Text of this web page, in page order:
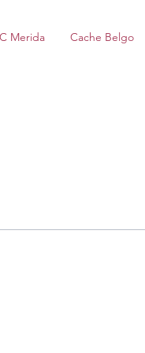
Merida Cache Belgo